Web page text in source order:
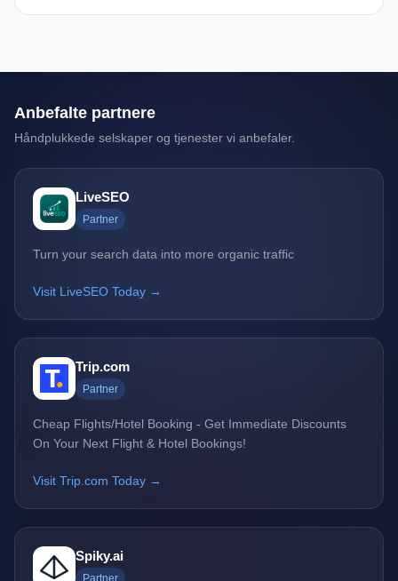
Anbefalte partnere
Håndplukkede selskaper og tjenester vi anbefaler.
LiveSEO
Partner
Turn your search data into more organic traffic
Visit LiveSEO Today →
Trip.com
Partner
Cheap Flights/Hotel Booking - Get Immediate Discounts
On Your Next Flight & Hotel Bookings!
Visit Trip.com Today →
Spiky.ai